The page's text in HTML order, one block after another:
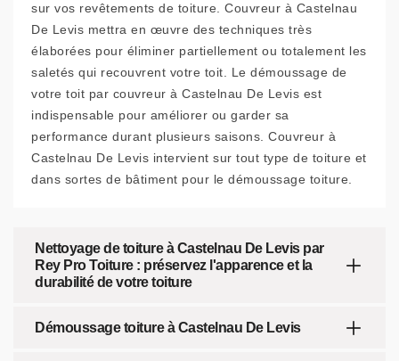
sur vos revêtements de toiture. Couvreur à Castelnau
De Levis mettra en œuvre des techniques très
élaborées pour éliminer partiellement ou totalement les
saletés qui recouvrent votre toit. Le démoussage de
votre toit par couvreur à Castelnau De Levis est
indispensable pour améliorer ou garder sa
performance durant plusieurs saisons. Couvreur à
Castelnau De Levis intervient sur tout type de toiture et
dans sortes de bâtiment pour le démoussage toiture.
Nettoyage de toiture à Castelnau De Levis par
Rey Pro Toiture : préservez l'apparence et la
durabilité de votre toiture
Démoussage toiture à Castelnau De Levis